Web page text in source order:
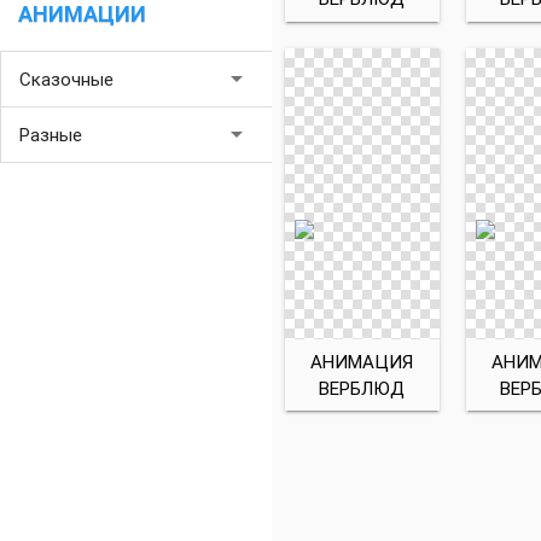
АНИМАЦИИ
Сказочные arrow_drop_down
Разные arrow_drop_down
АНИМАЦИЯ
ВЕРБЛЮД